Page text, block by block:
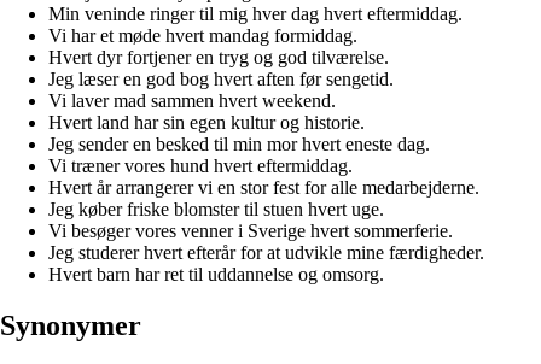
Min veninde ringer til mig hver dag hvert eftermiddag.
Vi har et møde hvert mandag formiddag.
Hvert dyr fortjener en tryg og god tilværelse.
Jeg læser en god bog hvert aften før sengetid.
Vi laver mad sammen hvert weekend.
Hvert land har sin egen kultur og historie.
Jeg sender en besked til min mor hvert eneste dag.
Vi træner vores hund hvert eftermiddag.
Hvert år arrangerer vi en stor fest for alle medarbejderne.
Jeg køber friske blomster til stuen hvert uge.
Vi besøger vores venner i Sverige hvert sommerferie.
Jeg studerer hvert efterår for at udvikle mine færdigheder.
Hvert barn har ret til uddannelse og omsorg.
Synonymer